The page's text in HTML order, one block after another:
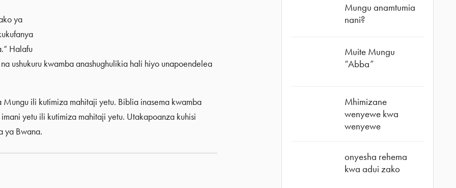
ya
Halafu
ushukuru kwamba anashughulikia hali hiyo unapoendelea
ili kutimiza mahitaji yetu. Biblia inasema kwamba
yetu ili kutimiza mahitaji yetu. Utakapoanza kuhisi
ya Bwana.
Mungu anamtumia
nani?
Muite Mungu
“Abba”
Mhimizane
wenyewe kwa
wenyewe
onyesha rehema
kwa adui zako